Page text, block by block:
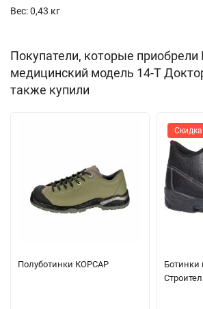
Вес: 0,43 кг
Покупатели, которые
медицинский модель 14-T
также купили
Полуботинки КОРСАР
Скидка!
Ботинки